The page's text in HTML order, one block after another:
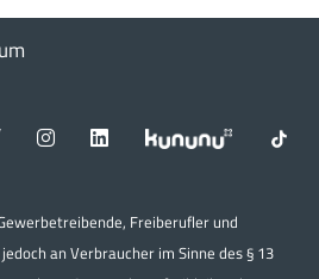
Freiberufler und
an Verbraucher im Sinne des § 13